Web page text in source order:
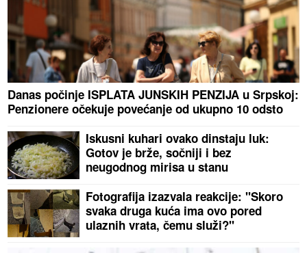
Danas počinje ISPLATA JUNSKIH PENZIJA u Srpskoj:
Penzionere očekuje povećanje od ukupno 10 odsto
Iskusni kuhari ovako dinstaju luk:
Gotov je brže, sočniji i bez
neugodnog mirisa u stanu
Fotografija izazvala reakcije: "Skoro
svaka druga kuća ima ovo pored
ulaznih vrata, čemu služi?"